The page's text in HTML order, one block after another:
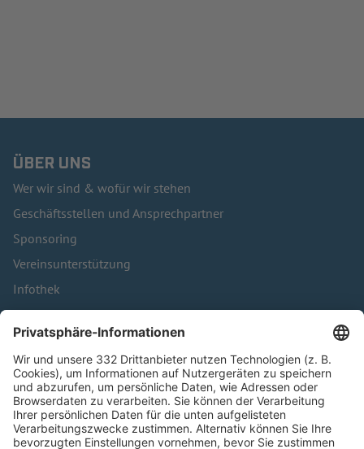
ÜBER UNS
Wer wir sind & wofür wir stehen
Geschäftsstellen und Ansprechpartner
Sponsoring
Vereinsunterstützung
Infothek
Kontakt
HÄUFIG BESUCHTE SEITEN
Pässe und Vereinswechsel
Trainerausbildung
Schulungsangebot Vereinsmitarbeiter